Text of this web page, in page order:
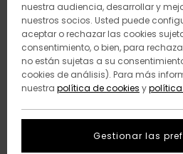
nuestra audiencia, desarrollar y
nuestros socios. Usted puede
aceptar o rechazar las cookies
consentimiento, o bien, para
no están sujetas a su
cookies de análisis). Para más
nuestra política de cookies y
Gestionar las